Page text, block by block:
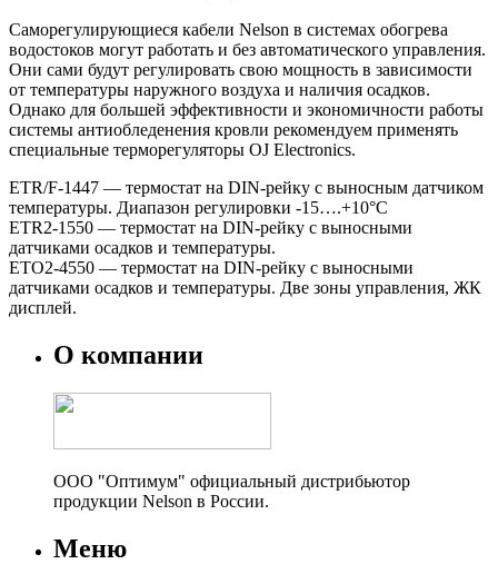
Саморегулирующиеся кабели Nelson в системах обогрева
водостоков могут работать и без автоматического управления.
Они сами будут регулировать свою мощность в зависимости
от температуры наружного воздуха и наличия осадков.
Однако для большей эффективности и экономичности работы
системы антиобледенения кровли рекомендуем применять
специальные терморегуляторы OJ Electronics.
ETR/F-1447 — термостат на DIN-рейку с выносным датчиком
температуры. Диапазон регулировки -15….+10°C
ETR2-1550 — термостат на DIN-рейку с выносными
датчиками осадков и температуры.
ETO2-4550 — термостат на DIN-рейку с выносными
датчиками осадков и температуры. Две зоны управления, ЖК
дисплей.
О компании
ООО "Оптимум" официальный дистрибьютор
продукции Nelson в России.
Меню